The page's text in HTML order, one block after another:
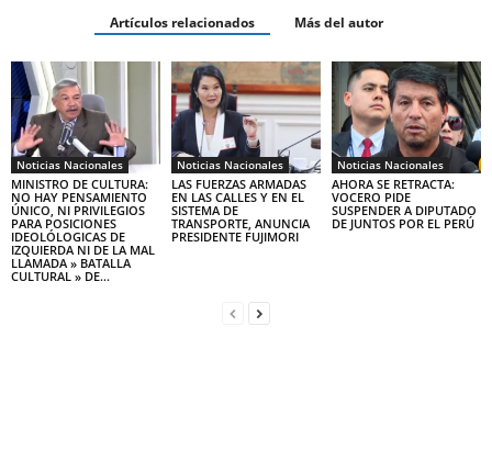
Artículos relacionados Más del autor
Noticias Nacionales
MINISTRO DE CULTURA:
NO HAY PENSAMIENTO
ÚNICO, NI PRIVILEGIOS
PARA POSICIONES
IDEOLÓLOGICAS DE
IZQUIERDA NI DE LA MAL
LLAMADA » BATALLA
CULTURAL » DE...
Noticias Nacionales
LAS FUERZAS ARMADAS
EN LAS CALLES Y EN EL
SISTEMA DE
TRANSPORTE, ANUNCIA
PRESIDENTE FUJIMORI
Noticias Nacionales
AHORA SE RETRACTA:
VOCERO PIDE
SUSPENDER A DIPUTADO
DE JUNTOS POR EL PERÚ